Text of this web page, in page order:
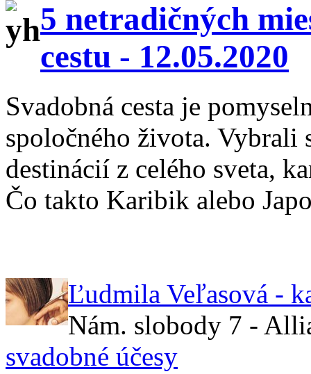
5 netradičných
cestu - 12.05.2020
Svadobná cesta je
spoločného života. Vybrali
destinácií z celého sveta,
Čo takto Karibik alebo
Ľudmila Veľasová -
Nám. slobody 7 -
svadobné účesy